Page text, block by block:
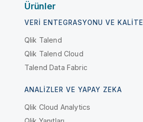
Ürünler
VERI ENTEGRASYONU VE KALITE
Qlik Talend
Qlik Talend Cloud
Talend Data Fabric
ANALIZLER VE YAPAY ZEKA
Qlik Cloud Analytics